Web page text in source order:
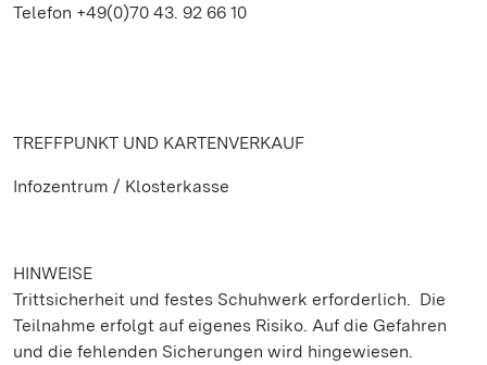
Telefon +49(0)70 43. 92 66 10
TREFFPUNKT UND KARTENVERKAUF
Infozentrum / Klosterkasse
HINWEISE
Trittsicherheit und festes Schuhwerk erforderlich. Die
Teilnahme erfolgt auf eigenes Risiko. Auf die Gefahren
und die fehlenden Sicherungen wird hingewiesen.